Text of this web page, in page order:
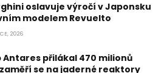
oslavuje výročí v Japonsku
modelem Revuelto
2026
přilákal 470 milionů
se na jaderné reaktory